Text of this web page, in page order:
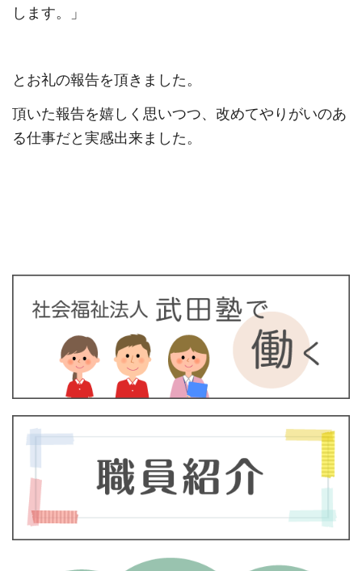
します。」
とお礼の報告を頂きました。
頂いた報告を嬉しく思いつつ、改めてやりがいのあ
る仕事だと実感出来ました。